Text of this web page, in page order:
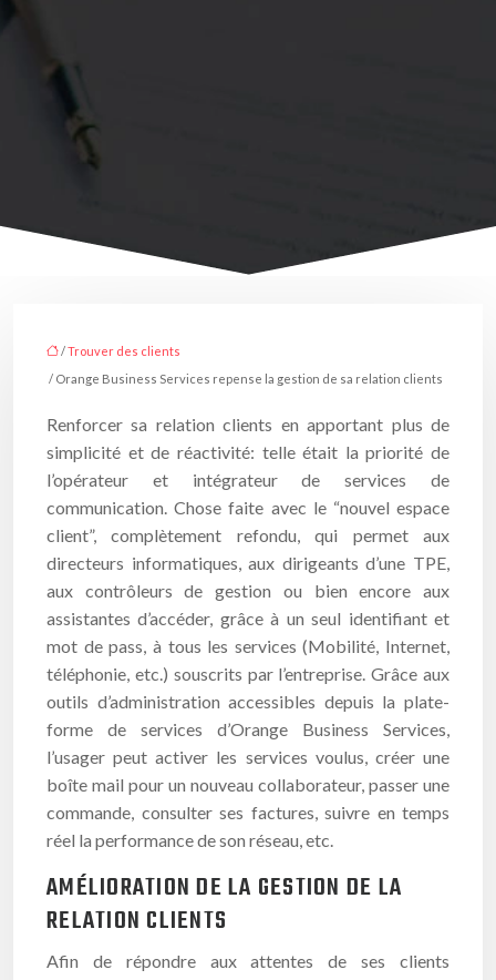
/Trouver des clients
/ Orange Business Services repense la gestion de sa relation clients
Renforcer sa relation clients en apportant plus de
simplicité et de réactivité: telle était la priorité de
l’opérateur et intégrateur de services de
communication. Chose faite avec le “nouvel espace
client”, complètement refondu, qui permet aux
directeurs informatiques, aux dirigeants d’une TPE,
aux contrôleurs de gestion ou bien encore aux
assistantes d’accéder, grâce à un seul identifiant et
mot de pass, à tous les services (Mobilité, Internet,
téléphonie, etc.) souscrits par l’entreprise. Grâce aux
outils d’administration accessibles depuis la plate-
forme de services d’Orange Business Services,
l’usager peut activer les services voulus, créer une
boîte mail pour un nouveau collaborateur, passer une
commande, consulter ses factures, suivre en temps
réel la performance de son réseau, etc.
AMÉLIORATION DE LA GESTION DE LA
RELATION CLIENTS
Afin de répondre aux attentes de ses clients